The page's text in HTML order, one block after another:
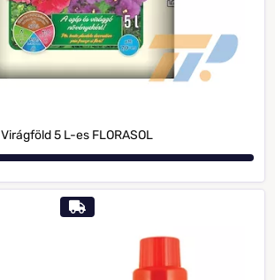
Virágföld 5 L-es FLORASOL